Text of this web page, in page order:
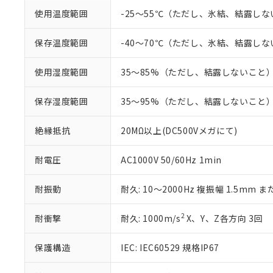
使用温度範囲 -25～55℃（ただし、氷結、結露しな
保存温度範囲 -40～70℃（ただし、氷結、結露しな
使用湿度範囲 35～85%（ただし、結露しないこと）
保存湿度範囲 35～95%（ただし、結露しないこと）
絶縁抵抗 20MΩ以上(DC500Vメガにて)
耐電圧 AC1000V 50/60Hz 1min
耐振動 耐久: 10～2000Hz 複振幅 1.5mm ま
耐衝撃 耐久: 1000m/s2X、Y、Z各方向 3回
保護構造 IEC: IEC60529 規格IP67
当社制御機
のであり、
い。
正式な納期
当社販売員に
オムロン制
在庫状況お
す。
マイパーツ
ている必要が
が、当社の
さい。
※当社の共同
いる法人を
フタル酸ビス(2-エチ
但し、RoHS指令で産
フタル酸エステル類の
※2 対応予定月
部品在庫の切り替
※3 非含有証明
下記の非含有証明
EU RoHS指令（
51物質の非含有証
※本証明書は発行
また、RoHS指令
混在することから
*中国RoHS10物質の基
Pb(鉛) :1000ppm、
Cr(Ⅵ)(六価クロム) :
DBP(フタル酸ジブチル
DEHP(フタル酸ビス(2-
※2 環境保護使
「ｅ」：有害物質
「10」：通常の使
味します。
「－」：未確認で
などの必要な
ます。
当社は貴社
当社は、貴
また当社は
たしません。
号
○ 一定数以
△ 一定数に
－
在庫な
機器販
空
白
受注生